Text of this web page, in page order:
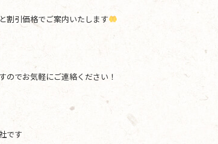
割引価格でご案内いたします
のでお気軽にご連絡ください！
です